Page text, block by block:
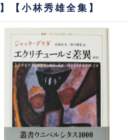
【小林秀雄全集】